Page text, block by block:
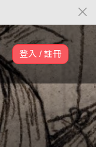
登入 / 註冊